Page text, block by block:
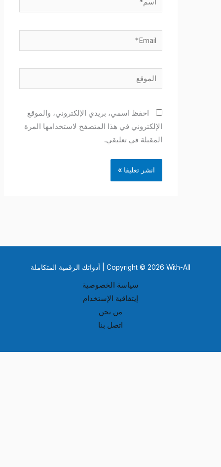
احفظ اسمي، بريدي الإلكتروني، والموقع
الإلكتروني في هذا المتصفح لاستخدامها المرة
المقبلة في تعليقي.
Copyright © 2026 With-All | أدواتك الرقمية المتكاملة
سياسة الخصوصية
إيتفاقية الإستخدام
من نحن
اتصل بنا